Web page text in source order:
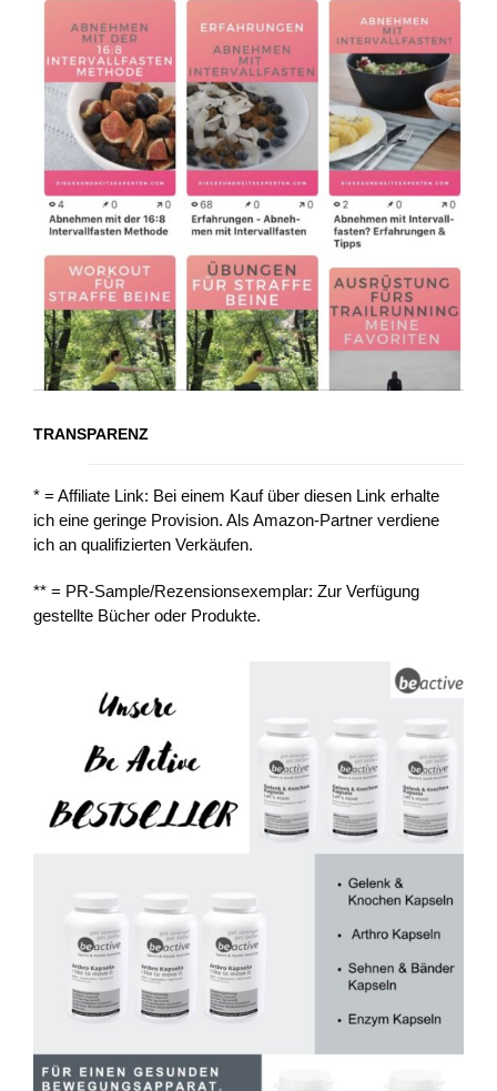
TRANSPARENZ
* = Affiliate Link: Bei einem Kauf über diesen Link erhalte
ich eine geringe Provision. Als Amazon-Partner verdiene
ich an qualifizierten Verkäufen.
** = PR-Sample/Rezensionsexemplar: Zur Verfügung
gestellte Bücher oder Produkte.